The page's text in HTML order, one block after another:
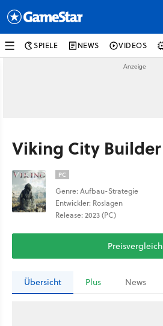
SPIELE NEWS VIDEOS
Viking City Builder
PC
Genre: Aufbau-Strategie
Entwickler: Roslagen
Release: 2023 (PC)
Preisvergleich
Übersicht Plus News